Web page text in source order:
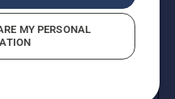
prawa zastrzeżone.
cenami detalicznymi.
Warunki użytkowania
MY PERSONAL